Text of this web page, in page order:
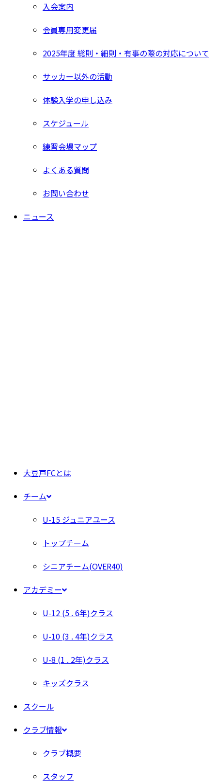
入会案内
会員専用変更届
2025年度 総則・細則・有事の際の対応について
サッカー以外の活動
体験入学の申し込み
スケジュール
練習会場マップ
よくある質問
お問い合わせ
ニュース
大豆戸FCとは
チーム
U-15 ジュニアユース
トップチーム
シニアチーム(OVER40)
アカデミー
U-12 (5 . 6年)クラス
U-10 (3 . 4年)クラス
U-8 (1 . 2年)クラス
キッズクラス
スクール
クラブ情報
クラブ概要
スタッフ